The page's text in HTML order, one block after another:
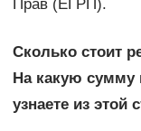
Прав (ЕГРП).
Сколько стоит
На какую сумму
узнаете из этой